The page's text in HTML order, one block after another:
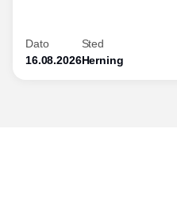
Dato
16.08.2026
Sted
Herning